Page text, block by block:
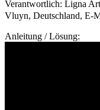
Verantwortlich: Ligna
Vluyn, Deutschland, E-
Anleitung / Lösung: